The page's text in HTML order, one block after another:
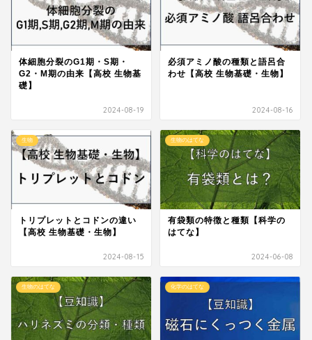
体細胞分裂のG1期・S期・
G2・M期の由来【高校 生物基
礎】
2024-08-19
必須アミノ酸の種類と語呂合
わせ【高校 生物基礎・生物】
2024-08-16
生物
トリプレットとコドンの違い
【高校 生物基礎・生物】
2024-08-15
生物のはてな
有袋類の特徴と種類【科学の
はてな】
2024-06-08
生物のはてな 化学のはてな